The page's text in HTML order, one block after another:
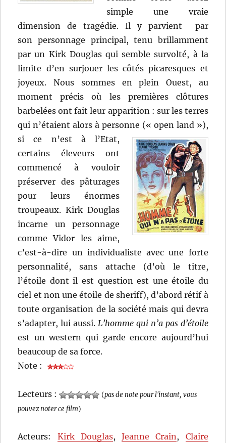
simple une vraie
dimension de tragédie. Il y parvient par
son personnage principal, tenu brillamment
par un Kirk Douglas qui semble survolté, à la
limite d’en surjouer les côtés picaresques et
joyeux. Nous sommes en plein Ouest, au
moment précis où les premières clôtures
barbelées ont fait leur apparition : sur les terres
qui n’étaient alors à personne (« open land »),
si ce n’est à l’Etat,
certains éleveurs ont
commencé à vouloir
préserver des pâturages
pour leurs énormes
troupeaux. Kirk Douglas
incarne un personnage
comme Vidor les aime,
c’est-à-dire un individualiste avec une forte
personnalité, sans attache (d’où le titre,
l’étoile dont il est question est une étoile du
ciel et non une étoile de sheriff), d’abord rétif à
toute organisation de la société mais qui devra
s’adapter, lui aussi.L’homme qui n’a pas d’étoile
est un western qui garde encore aujourd’hui
beaucoup de sa force.
Note :
Lecteurs : (pas de note pour l'instant, vous
pouvez noter ce film)
Acteurs: Kirk Douglas,Jeanne Crain, Claire